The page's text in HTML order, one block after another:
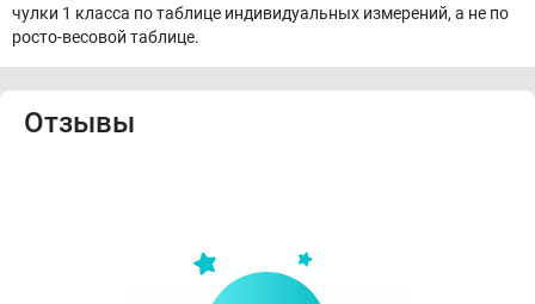
чулки 1 класса по таблице индивидуальных измерений, а не по
росто-весовой таблице.
Отзывы